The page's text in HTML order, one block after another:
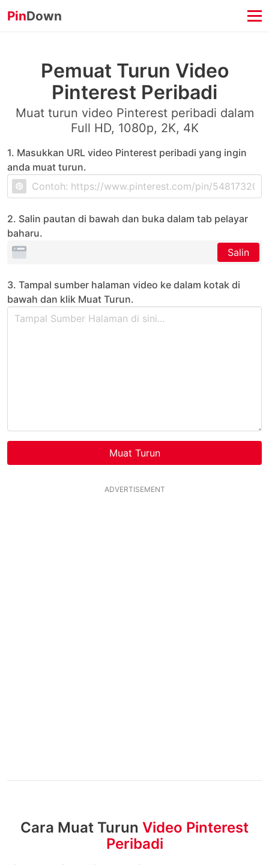
PinDown
Pemuat Turun Video
Pinterest Peribadi
Muat turun video Pinterest peribadi dalam
Full HD, 1080p, 2K, 4K
1. Masukkan URL video Pinterest peribadi yang ingin
anda muat turun.
2. Salin pautan di bawah dan buka dalam tab pelayar
baharu.
Salin
3. Tampal sumber halaman video ke dalam kotak di
bawah dan klik Muat Turun.
Muat Turun
ADVERTISEMENT
Cara Muat Turun Video Pinterest
Peribadi